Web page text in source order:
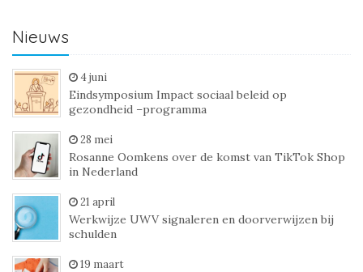
Nieuws
4 juni
Eindsymposium Impact sociaal beleid op
gezondheid –programma
28 mei
Rosanne Oomkens over de komst van TikTok Shop
in Nederland
21 april
Werkwijze UWV signaleren en doorverwijzen bij
schulden
19 maart